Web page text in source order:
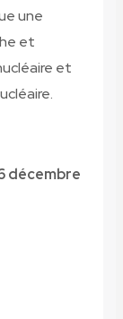
une
et
et
décembre